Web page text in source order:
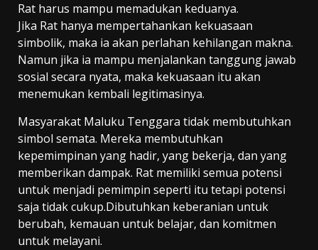
Rat harus mampu memadukan keduanya.
Jika Rat hanya mempertahankan kekuasaan
simbolik, maka ia akan perlahan kehilangan makna.
Namun jika ia mampu menjalankan tanggung jawab
sosial secara nyata, maka kekuasaan itu akan
menemukan kembali legitimasinya.
Masyarakat Maluku Tenggara tidak membutuhkan
simbol semata. Mereka membutuhkan
kepemimpinan yang hadir, yang bekerja, dan yang
memberikan dampak. Rat memiliki semua potensi
untuk menjadi pemimpin seperti itu tetapi potensi
saja tidak cukup.Dibutuhkan keberanian untuk
berubah, kemauan untuk belajar, dan komitmen
untuk melayani.